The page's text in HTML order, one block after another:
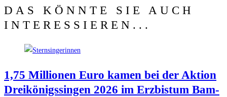
DAS KÖNNTE SIE AUCH
INTERESSIEREN...
1,75 Mil­lio­nen Euro kamen bei der Akti­on
Drei­kö­nigs­sin­gen 2026 im Erz­bis­tum Bam­